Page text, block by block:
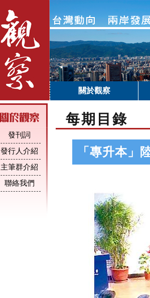
關於觀察
發刊詞
發行人介紹
主筆群介紹
聯絡我們
每期目錄
「專升本」